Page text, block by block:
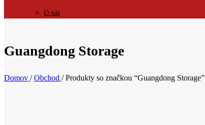
O nás
Guangdong Storage
Domov / Obchod / Produkty so značkou “Guangdong Storage”